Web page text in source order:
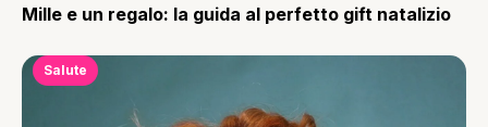
Mille e un regalo: la guida al perfetto gift natalizio
Salute